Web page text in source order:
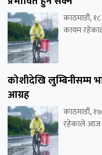
काठमाडौं,
कायम
कोशीदेखि लुम्बिनीसम्म
आग्रह
काठमाडौं,
रहेकाले आज